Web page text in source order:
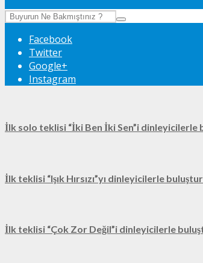
Facebook
Twitter
Google+
Instagram
İlk solo teklisi “İki Ben İki Sen”i
İlk teklisi “Işık Hırsızı”yı dinleyicilerle
İlk teklisi “Çok Zor Değil”i dinleyicilerle